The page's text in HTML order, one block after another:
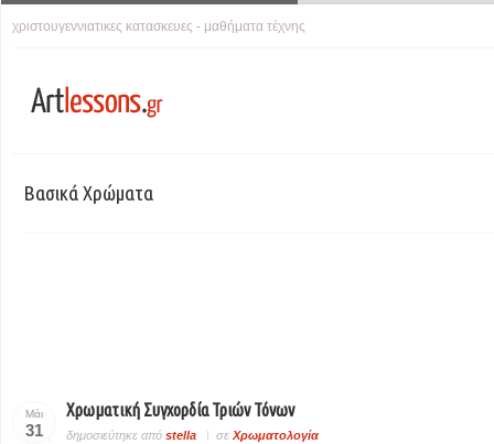
χριστουγεννιατικες κατασκευες - μαθήματα τέχνης
Βασικά Χρώματα
Μάι
31
Χρωματική Συγχορδία Τριών Τόνων
δημοσιεύτηκε από stella σε Χρωματολογία